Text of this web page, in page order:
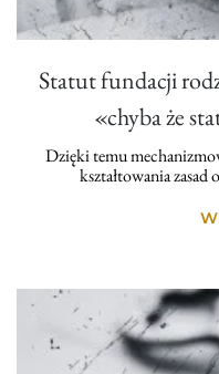
Statut fundacji
«chyba że
Dzięki temu
kształtowania